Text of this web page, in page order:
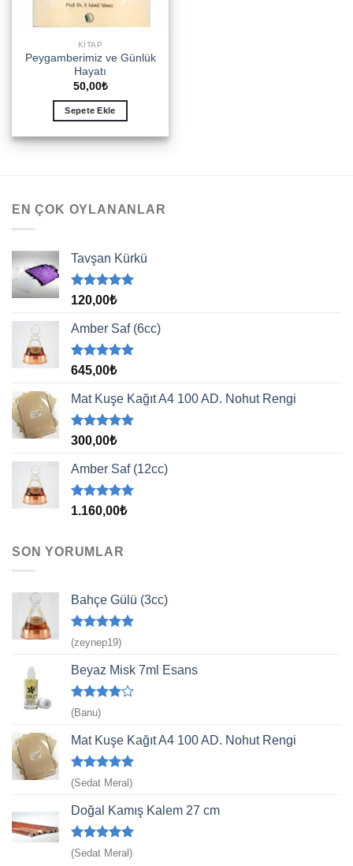
KITAP
Peygamberimiz ve Günlük
Hayatı
50,00₺
Sepete Ekle
EN ÇOK OYLANANLAR
Tavşan Kürkü
5 üzerinden
aldı
120,00₺
Amber Saf (6cc)
5 üzerinden
aldı
645,00₺
Mat Kuşe Kağıt A4 100 AD. Nohut Rengi
5 üzerinden
aldı
300,00₺
Amber Saf (12cc)
5 üzerinden
1.160,00₺
SON YORUMLAR
Bahçe Gülü (3cc)
5 üzerinden
5
oy aldı
(zeynep19)
Beyaz Misk 7ml Esans
5
üzerinden
4oy aldı
(Banu)
Mat Kuşe Kağıt A4 100 AD. Nohut Rengi
5 üzerinden
5
(Sedat Meral)
Doğal Kamış Kalem 27 cm
5 üzerinden
5
(Sedat Meral)